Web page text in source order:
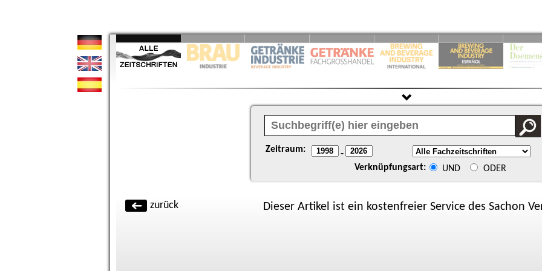
Zeitraum: -
Verknüpfungsart: UND ODER
zurück Dieser Artikel ist ein kostenfreier Service des Sachon